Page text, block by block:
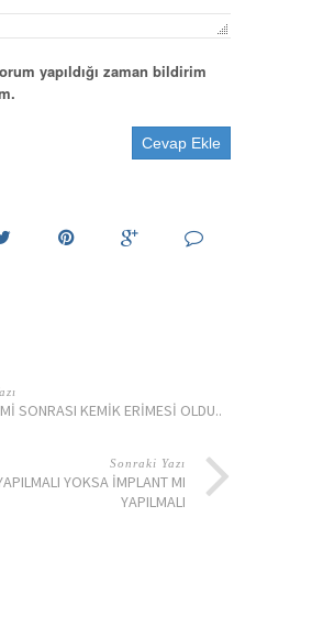
yapıldığı zaman bildirim
SONRASI KEMIK ERIMESI OLDU..
Sonraki Yazı
YOKSA IMPLANT MI
YAPILMALI